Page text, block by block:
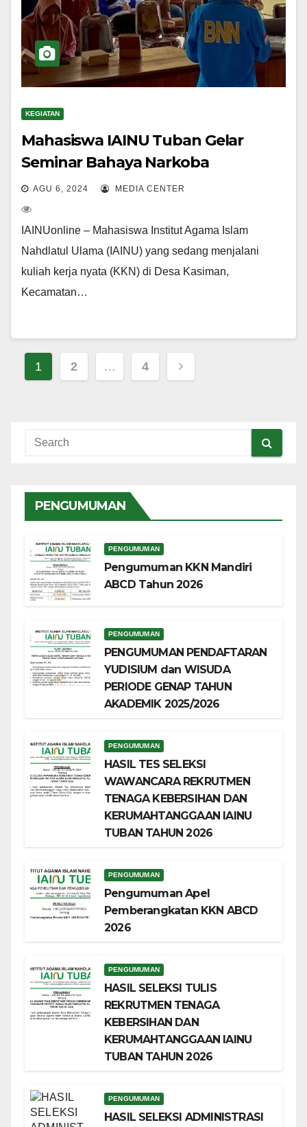
KEGIATAN
Mahasiswa IAINU Tuban Gelar
Seminar Bahaya Narkoba
AGU 6, 2024 MEDIA CENTER
IAINUonline – Mahasiswa Institut Agama Islam
Nahdlatul Ulama (IAINU) yang sedang menjalani
kuliah kerja nyata (KKN) di Desa Kasiman,
Kecamatan…
Paginasi
1 2 … 4
PENGUMUMAN
PENGUMUMAN
Pengumuman KKN Mandiri
ABCD Tahun 2026
PENGUMUMAN
PENGUMUMAN PENDAFTARAN
YUDISIUM dan WISUDA
PERIODE GENAP TAHUN
AKADEMIK 2025/2026
PENGUMUMAN
HASIL TES SELEKSI
WAWANCARA REKRUTMEN
TENAGA KEBERSIHAN DAN
KERUMAHTANGGAAN IAINU
TUBAN TAHUN 2026
PENGUMUMAN
Pengumuman Apel
Pemberangkatan KKN ABCD
2026
PENGUMUMAN
HASIL SELEKSI TULIS
REKRUTMEN TENAGA
KEBERSIHAN DAN
KERUMAHTANGGAAN IAINU
TUBAN TAHUN 2026
PENGUMUMAN
HASIL SELEKSI ADMINISTRASI